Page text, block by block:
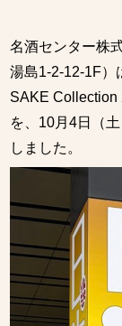
名酒センター株
湯島1-2-12-1F）
SAKE Collection
を、10月4日（
しました。